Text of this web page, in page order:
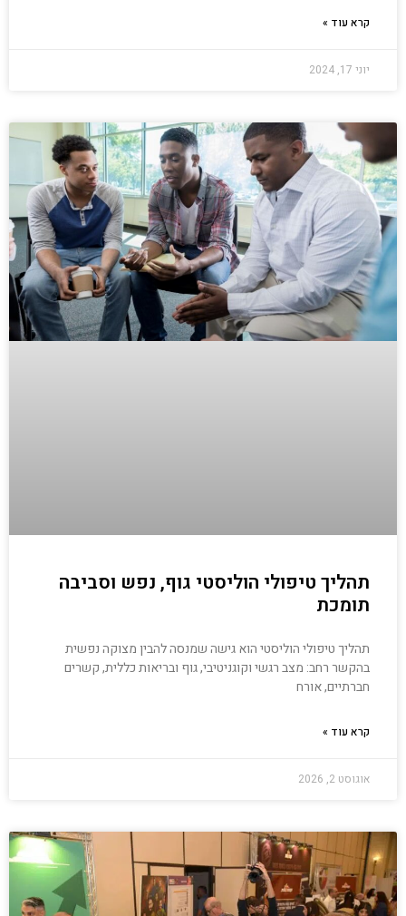
קרא עוד »
יוני 17, 2024
תהליך טיפולי הוליסטי גוף, נפש וסביבה
תומכת
תהליך טיפולי הוליסטי הוא גישה שמנסה להבין מצוקה נפשית
בהקשר רחב: מצב רגשי וקוגניטיבי, גוף ובריאות כללית, קשרים
חברתיים, אורח
קרא עוד »
אוגוסט 2, 2026